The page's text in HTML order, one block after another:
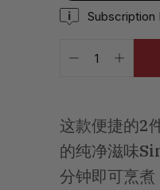
Subscription
这款便捷的2
的纯净滋味
分钟即可烹